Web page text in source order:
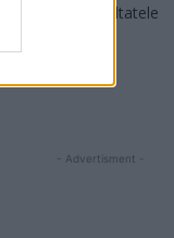
Arată rezultatele
- Advertisment -